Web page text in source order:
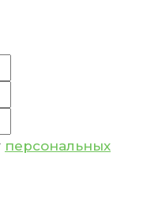
персональных